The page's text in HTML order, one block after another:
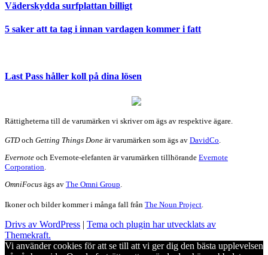
Väderskydda surfplattan billigt
5 saker att ta tag i innan vardagen kommer i fatt
Last Pass håller koll på dina lösen
Rättigheterna till de varumärken vi skriver om ägs av respektive ägare.
GTDoch Getting Things Done är varumärken som ägs av DavidCo
Evernote och Evernote-elefanten är varumärken tillhörande Evernote
Corporation
OmniFocus ägs av The Omni Group.
Ikoner och bilder kommer i många fall från The Noun Project.
Drivs av WordPress | Tema och plugin har utvecklats av
Themekraft.
Vi använder cookies för att se till att vi ger dig den bästa upplevelsen